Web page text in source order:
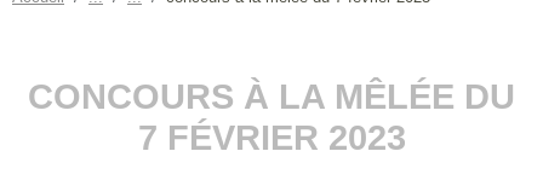
CONCOURS À LA MÊLÉE DU
7 FÉVRIER 2023